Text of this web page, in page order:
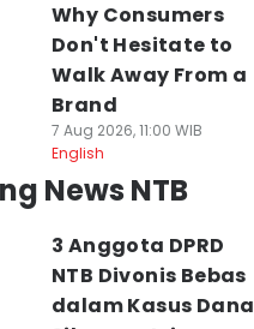
Why Consumers
Don't Hesitate to
Walk Away From a
Brand
7 Aug 2026, 11:00 WIB
English
News NTB
3 Anggota DPRD
NTB Divonis Bebas
dalam Kasus Dana